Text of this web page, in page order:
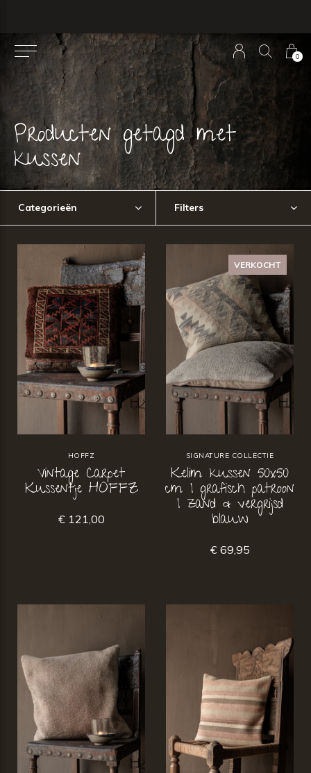
0
Producten getagd met
kussen
Categorieën Filters
HOFFZ
Vintage Carpet
Kussentje HOFFZ
€ 121,00
VERKOCHT
SIGNATURE COLLECTIE
Kelim kussen 50x50
cm | grafisch patroon
| zand & vergrijsd
blauw
€ 69,95